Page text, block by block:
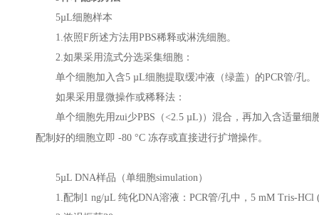
5µL细胞样本
1.依照F所述方法用PBS稀释或淋洗细胞。
2.如果采用流式分选采集细胞：
单个细胞加入含5 µL细胞提取缓冲液（绿盖）的PCR管/孔。
如果采用显微操作或稀释法 ：
单个细胞先用zui少PBS（<2.5 µL)）混合，再加入含适量
配制好的细胞立即 -80 °C 冻存或直接进行扩增操作。
5µL DNA样品（单细胞simulation）
1.配制1 ng/µL 纯化DNA溶液：PCR管/孔中，5 mM Tris-HCl